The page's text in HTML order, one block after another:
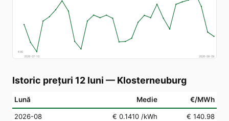
€80
2026-07-10
2026-08-09
Istoric prețuri 12 luni — Klosterneuburg
Lună Medie €/MWh
2026-08 € 0.1410 /kWh
€ 140.98